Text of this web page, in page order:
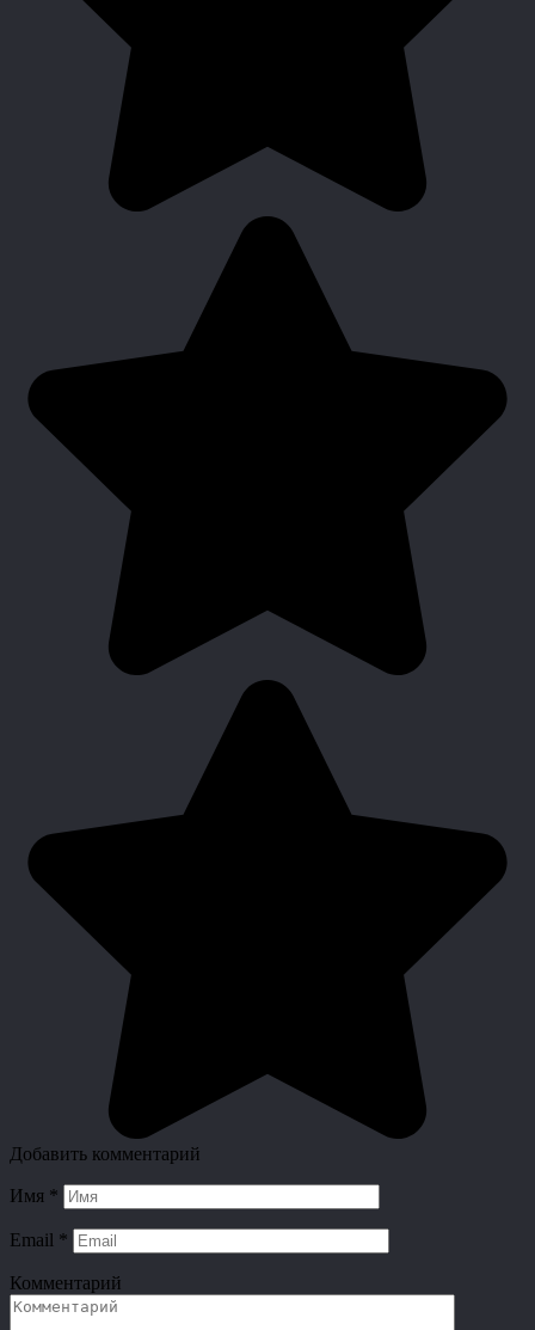
Добавить комментарий
Имя *
Email *
Комментарий